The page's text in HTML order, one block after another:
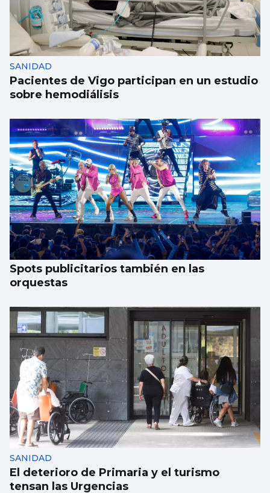
Cesantes apoya el proyecto de la Senda por
el Pexegueiro
SANIDAD
Pacientes de Vigo participan en un estudio
sobre hemodiálisis
Spots publicitarios también en las
orquestas
SANIDAD
El deterioro de Primaria y el turismo
tensan las Urgencias